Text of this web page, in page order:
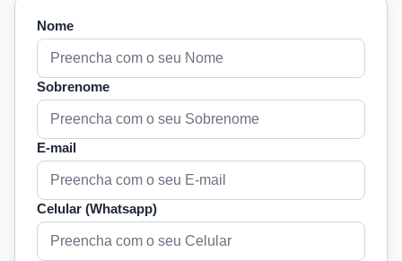
Nome
Sobrenome
E-mail
Celular (Whatsapp)